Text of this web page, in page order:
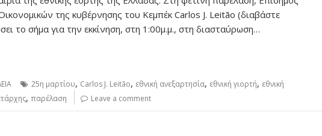
της κυβέρνησης του Κεμπέκ Carlos J. Leitão (διαβάστε
το σήμα για την εκκίνηση, στη 1:00μ.μ., στη διασταύρωση…
25η μαρτίου, Carlos J. Leitão, εθνική ανεξαρτησία, εθνική γιορτή, εθνική
, παρέλαση Leave a comment